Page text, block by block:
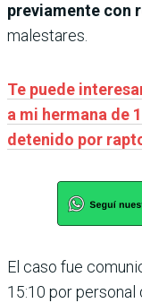
previamente con
malestares.
Te puede
a mi hermana de
detenido por
El caso fue
15:10 por personal